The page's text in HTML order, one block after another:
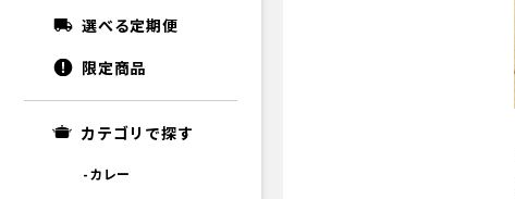
選べる定期便
限定商品
カテゴリで探す
-カレー